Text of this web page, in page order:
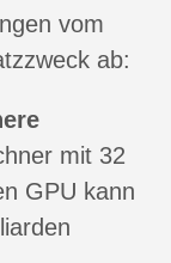
vom
ab:
mit 32
GPU kann